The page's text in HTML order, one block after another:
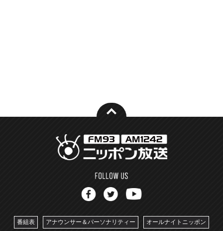
番組表 アナウンサー＆パーソナリティー オールナイトニッポン